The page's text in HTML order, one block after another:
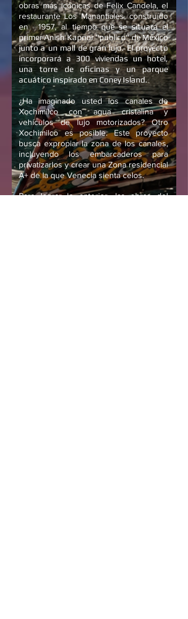
obras más icónicas de Felix Candela, el
restaurante Los Manantiales, construído
en 1957, al tiempoque se situará el
primer Anish Kapoor "publico" de México
junto a un mall de gran lujo. El proyecto
incorporará a 300 viviendas un hotel,
una torre de oficinas y un parque
acuático inspirado en Coney Island.
¿Ha imaginado usted los canales de
Xochimilco con agua cristalina y
vehículos de lujo motorizados? Otro
Xochimilco es posible. Este proyecto
busca expropiar la zona de los canales,
incluyendo los embarcaderos para
privatizarlos y crear una Zona residencial
A+ de la que Venecia sienta celos.
Para lograr lo anterior, las obras del